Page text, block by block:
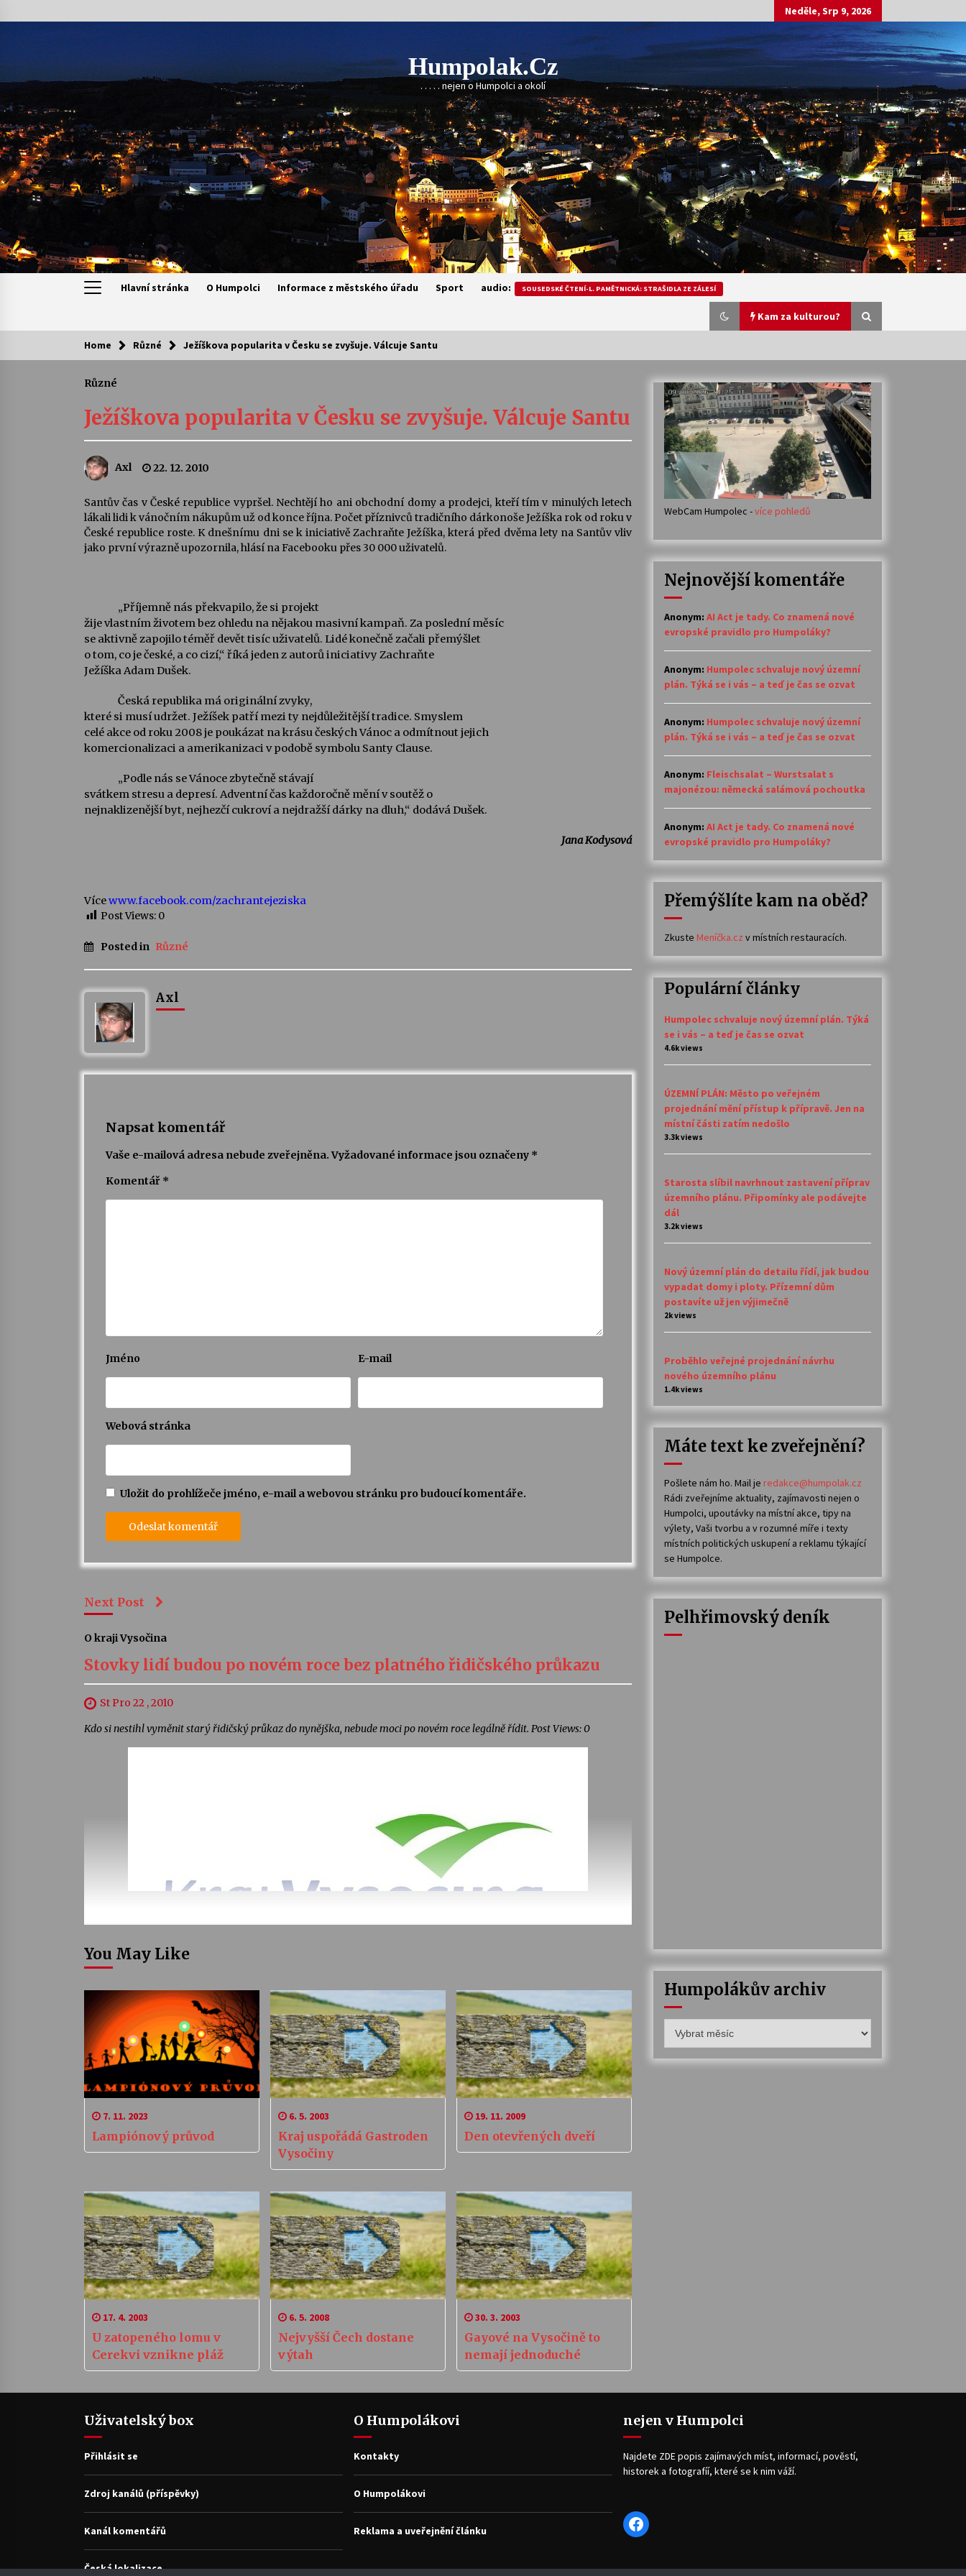
to
content
Neděle, Srp 9, 2026
Humpolak.cz
. . . . . nejen o Humpolci a okolí
Hlavní stránka O Humpolci Informace z městského úřadu Sport audio: SOUSEDSKÉ ČTENÍ-L. PAMĚTNICKÁ: STRAŠIDLA ZE ZÁLESÍ
Kam za kulturou?
Kam za kulturou?
Camerata a Sukuba Ensemble
4. 8. 2026
Stávám se kapkou
30. 7. 2026
Veselí muzikanti
30. 7. 2026
Pozvánka na integrační festival
Quijotova šedesátka: 28. 7.–1. 8.
28. 7. 2026
Votavžatský ploty
23. 7. 2026
Letní koncerty ve Stromovce: Rufus
Miller
Vysočinka
14. 7. 2026
Želivě ožije odkaz Josefa Čapka
13. 7. 2026 3. 7. 2026
30. 6. 2026
Home Různé Ježíškova popularita v Česku se zvyšuje. Válcuje Santu
Různé
Ježíškova popularita v Česku se zvyšuje. Válcuje Santu
Axl 22. 12. 2010
Santův čas v České republice vypršel. Nechtějí ho ani obchodní domy a prodejci, kteří tím v minulých letech
lákali lidi k vánočním nákupům už od konce října. Počet příznivců tradičního dárkonoše Ježíška rok od roku v
České republice roste. K dnešnímu dni se k iniciativě Zachraňte Ježíška, která před dvěma lety na Santův vliv
jako první výrazně upozornila, hlásí na Facebooku přes 30 000 uživatelů.
„Příjemně nás překvapilo, že si projekt
žije vlastním životem bez ohledu na nějakou masivní kampaň. Za poslední měsíc
se aktivně zapojilo téměř devět tisíc uživatelů. Lidé konečně začali přemýšlet
o tom, co je české, a co cizí,“ říká jeden z autorů iniciativy Zachraňte
Ježíška Adam Dušek.
Česká republika má originální zvyky,
které si musí udržet. Ježíšek patří mezi ty nejdůležitější tradice. Smyslem
celé akce od roku 2008 je poukázat na krásu českých Vánoc a odmítnout jejich
komercionalizaci a amerikanizaci v podobě symbolu Santy Clause.
„Podle nás se Vánoce zbytečně stávají
svátkem stresu a depresí. Adventní čas každoročně mění v soutěž o
nejnaklizenější byt, nejhezčí cukroví a nejdražší dárky na dluh,“ dodává Dušek.
Jana Kodysová
Vícewww.facebook.com/zachrantejeziska
Post Views: 0
Posted in Různé
Axl
Napsat komentář
Vaše e-mailová adresa nebude zveřejněna. Vyžadované informace jsou označeny *
Komentář *
Jméno E-mail
Webová stránka
Uložit do prohlížeče jméno, e-mail a webovou stránku pro budoucí komentáře.
Next Post
O kraji Vysočina
Stovky lidí budou po novém roce bez platného řidičského průkazu
St Pro 22 , 2010
Kdo si nestihl vyměnit starý řidičský průkaz do nynějška, nebude moci po novém roce legálně řídit. Post Views: 0
You May Like
7. 11. 2023
Lampiónový průvod
6. 5. 2003
Kraj uspořádá Gastroden
Vysočiny
19. 11. 2009
Den otevřených dveří
17. 4. 2003
U zatopeného lomu v
Cerekvi vznikne pláž
6. 5. 2008
Nejvyšší Čech dostane
výtah
30. 3. 2003
Gayové na Vysočině to
nemají jednoduché
WebCam Humpolec -více pohledů
Nejnovější komentáře
Anonym: AI Act je tady. Co znamená nové
evropské pravidlo pro Humpoláky?
Anonym: Humpolec schvaluje nový územní
plán. Týká se i vás – a teď je čas se ozvat
Anonym: Humpolec schvaluje nový územní
plán. Týká se i vás – a teď je čas se ozvat
Anonym: Fleischsalat – Wurstsalat s
majonézou: německá salámová pochoutka
Anonym: AI Act je tady. Co znamená nové
evropské pravidlo pro Humpoláky?
Přemýšlíte kam na oběd?
Zkuste Meníčka.cz v místních restauracích.
Populární články
Humpolec schvaluje nový územní plán. Týká
se i vás – a teď je čas se ozvat
4.6k views
ÚZEMNÍ PLÁN: Město po veřejném
projednání mění přístup k přípravě. Jen na
místní části zatím nedošlo
3.3k views
Starosta slíbil navrhnout zastavení příprav
územního plánu. Připomínky ale podávejte
dál
3.2k views
Nový územní plán do detailu řídí, jak budou
vypadat domy i ploty. Přízemní dům
postavíte už jen výjimečně
2k views
Proběhlo veřejné projednání návrhu
nového územního plánu
1.4k views
Máte text ke zveřejnění?
Pošlete nám ho. Mail je redakce@humpolak.cz
Rádi zveřejníme aktuality, zajímavosti nejen o
Humpolci, upoutávky na místní akce, tipy na
výlety, Vaši tvorbu a v rozumné míře i texty
místních politických uskupení a reklamu týkající
se Humpolce.
Pelhřimovský deník
Humpolákův archiv
archiv
Uživatelský box
Přihlásit se
Zdroj kanálů (příspěvky)
Kanál komentářů
Česká lokalizace
O Humpolákovi
Kontakty
O Humpolákovi
Reklama a uveřejnění článku
nejen v Humpolci
Najdete ZDE popis zajímavých míst, informací, pověstí,
historek a fotografíí, které se k nim váží.
Facebook